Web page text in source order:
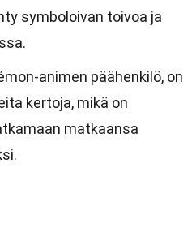
symboloivan toivoa ja
animen päähenkilö, on
kertoja, mikä on
matkaansa